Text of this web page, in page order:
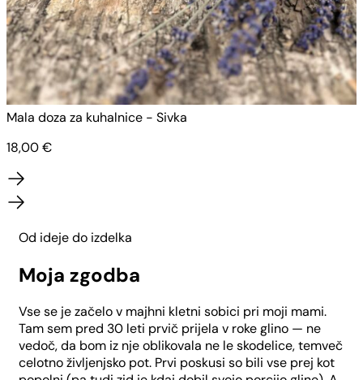
Mala doza za kuhalnice - Sivka
18,00€
Od ideje do izdelka
Moja zgodba
Vse se je začelo v majhni kletni sobici pri moji mami.
Tam sem pred 30 leti prvič prijela v roke glino — ne
vedoč, da bom iz nje oblikovala ne le skodelice, temveč
celotno življenjsko pot. Prvi poskusi so bili vse prej kot